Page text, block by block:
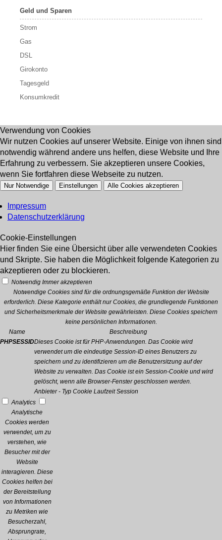
Geld und Sparen
Strom
Gas
DSL
Girokonto
Tagesgeld
Konsumkredit
Verwendung von Cookies
Wir nutzen Cookies auf unserer Website. Einige von ihnen sind
notwendig während andere uns helfen, diese Website und Ihre
Erfahrung zu verbessern. Sie akzeptieren unsere Cookies,
wenn Sie fortfahren diese Webseite zu nutzen.
Nur Notwendige Einstellungen Alle Cookies akzeptieren
Impressum
Datenschutzerklärung
Cookie-Einstellungen
Hier finden Sie eine Übersicht über alle verwendeten Cookies
und Skripte. Sie haben die Möglichkeit folgende Kategorien zu
akzeptieren oder zu blockieren.
Notwendig Immer akzeptieren
Notwendige Cookies sind für die ordnungsgemäße Funktion der Website
erforderlich. Diese Kategorie enthält nur Cookies, die grundlegende Funktionen
und Sicherheitsmerkmale der Website gewährleisten. Diese Cookies speichern
keine persönlichen Informationen.
Name
Beschreibung
PHPSESSIDDieses Cookie ist für PHP-Anwendungen. Das Cookie wird
verwendet um die eindeutige Session-ID eines Benutzers zu
speichern und zu identifizieren um die Benutzersitzung auf der
Website zu verwalten. Das Cookie ist ein Session-Cookie und wird
gelöscht, wenn alle Browser-Fenster geschlossen werden.
Anbieter - Typ Cookie Laufzeit Session
Analytics
Analytische
Cookies werden
verwendet, um zu
verstehen, wie
Besucher mit der
Website
interagieren. Diese
Cookies helfen bei
der Bereitstellung
von Informationen
zu Metriken wie
Besucherzahl,
Absprungrate,